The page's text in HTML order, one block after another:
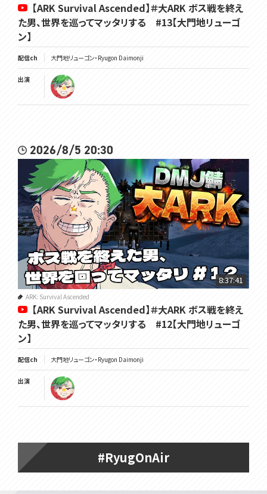
【ARK Survival Ascended】＃大ARK ボス戦を終え
た男、世界を巡ってマッタリする #13【大門地リューゴ
ン】
配信ch 大門地リューゴン・Ryugon Daimonji
出演
2026/8/5 20:30
8:37:41
ARK: Survival Ascended
【ARK Survival Ascended】＃大ARK ボス戦を終え
た男、世界を巡ってマッタリする #12【大門地リューゴ
ン】
配信ch 大門地リューゴン・Ryugon Daimonji
出演
#RyugOnAir